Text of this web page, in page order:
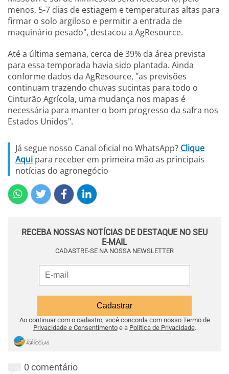
menos, 5-7 dias de estiagem e temperaturas altas para
firmar o solo argiloso e permitir a entrada de
maquinário pesado", destacou a AgResource.
Até a última semana, cerca de 39% da área prevista
para essa temporada havia sido plantada. Ainda
conforme dados da AgResource, "as previsões
continuam trazendo chuvas sucintas para todo o
Cinturão Agrícola, uma mudança nos mapas é
necessária para manter o bom progresso da safra nos
Estados Unidos".
Já segue nosso Canal oficial no WhatsApp? Clique
Aqui para receber em primeira mão as principais
notícias do agronegócio
RECEBA NOSSAS NOTÍCIAS DE DESTAQUE NO SEU
E-MAIL
CADASTRE-SE NA NOSSA NEWSLETTER
Ao continuar com o cadastro, você concorda com nosso Termo de
Privacidade e Consentimentoe a Política de Privacidade.
0 comentário